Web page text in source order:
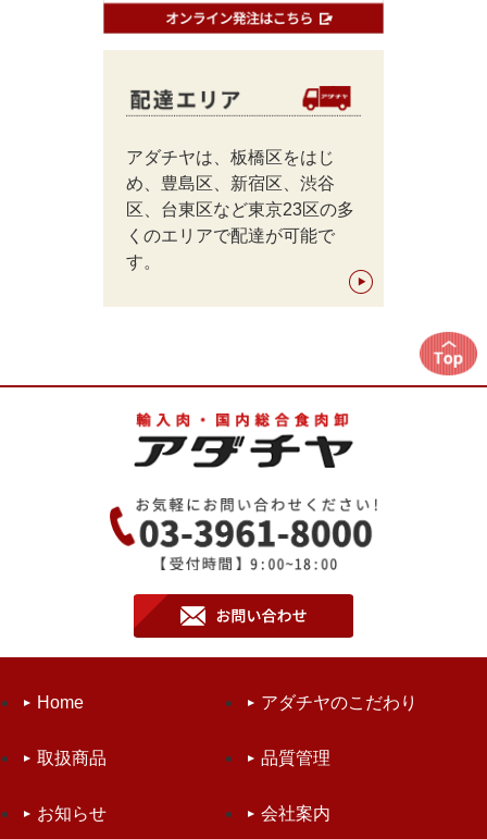
アダチヤは、板橋区をはじ
め、豊島区、新宿区、渋谷
区、台東区など東京23区の多
くのエリアで配達が可能で
す。
Home アダチヤのこだわり
取扱商品 品質管理
お知らせ 会社案内